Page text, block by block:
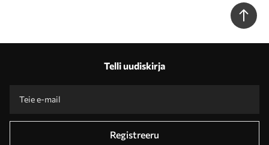
Telli uudiskirja
Registreeru